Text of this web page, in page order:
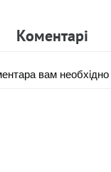
Коментарi
вам необхiдно